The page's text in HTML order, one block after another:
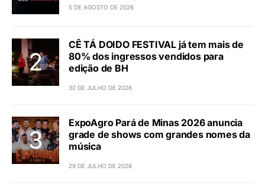
5 DE AGOSTO DE 2026
CÊ TÁ DOIDO FESTIVAL já tem mais de
80% dos ingressos vendidos para
edição de BH
30 DE JULHO DE 2026
ExpoAgro Pará de Minas 2026 anuncia
grade de shows com grandes nomes da
música
29 DE JULHO DE 2026